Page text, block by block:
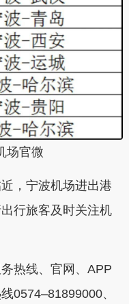
场官微
，宁波机场进出港
行旅客及时关注机
热线、官网、APP
0574–81899000、